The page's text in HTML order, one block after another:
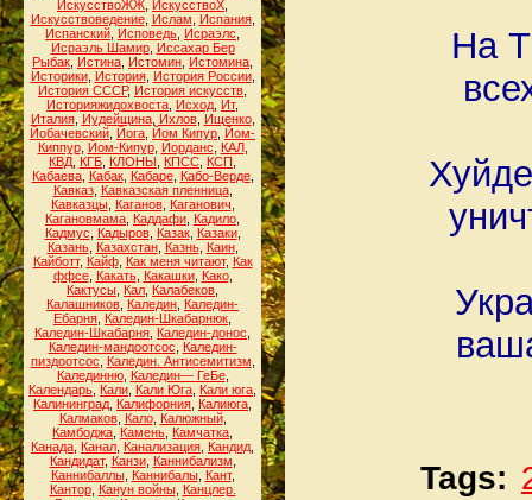
ИскусствоЖЖ ИскусствоХ
Искусствоведение, Ислам Испания,
Испанский Исповедь Исраэлс
Исраэль Шамир, Иссахар Бер
Рыбак Истина Истомин Истомина
Историки, История, История России,
История СССР, История искусств
Историяжидохвоста Исход Ит,
Италия, Иудейщина, Ихлов, Ищенко,
Йобачевский Йога Йом Кипур Йом-
Киппур, Йом-Кипур, Йорданс КАЛ,
КВД КГБ КЛОНЫ КПСС КСП
Кабаева, Кабак, Кабаре, Кабо-Верде,
Кавказ, Кавказская пленница,
Кавказцы, Каганов, Каганович
Кагановмама Каддафи Кадило
Кадмус
Кадыров, Казак, Казаки,
Казань, Казахстан, Казнь, Каин,
Кайботт, Кайф, Как меня читают, Как
ффсе, Какать, Какашки, Како,
Кактусы Кал Калабеков
Калашников Каледин Каледин-
Ебарня Каледин-Шкабарнюк
Каледин-Шкабарня Каледин-донос
Каледин-мандоотсос
Каледин-
пиздоотсос
Каледин. Антисемитизм
Калединню, Каледин— ГеБе,
Календарь Кали Кали Юга Кали юга
Калининград Калифорния Калиюга
Калмаков, Кало, Калюжный,
Камбоджа Камень Камчатка
Канада Канал Канализация Кандид
Кандидат, Канзи, Каннибализм
Каннибаллы, Каннибалы, Кант,
Кантор, Канун войны, Канцлер.
На
Tags: